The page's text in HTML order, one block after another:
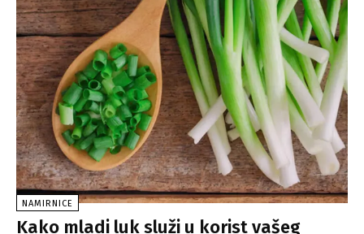
NAMIRNICE
Kako mladi luk služi u korist vašeg